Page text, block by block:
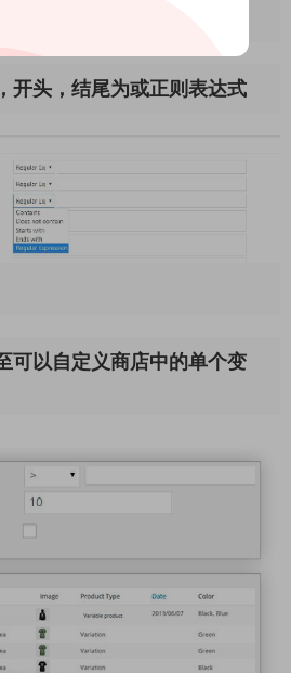
SKU时使用可用选项
开头，结尾为或正则表达式
可以自定义商店中的单个变